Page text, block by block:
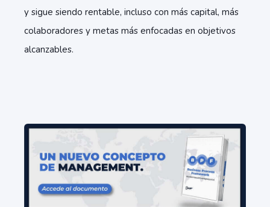
y sigue siendo rentable, incluso con más capital, más
colaboradores y metas más enfocadas en objetivos
alcanzables.